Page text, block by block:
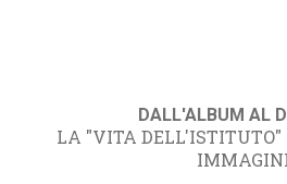
DALL'ALBUM AL
LA "VITA DELL'ISTITUTO"